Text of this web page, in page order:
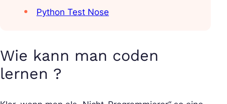
Python Test Nose
Wie kann man coden
lernen ?